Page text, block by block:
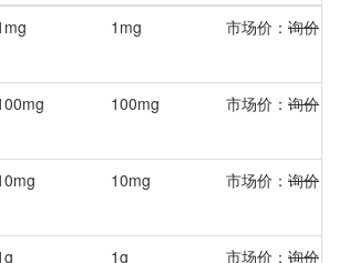
1mg 市场价： 询价
100mg 市场价： 询价
10mg 市场价： 询价
1g 市场价： 询价